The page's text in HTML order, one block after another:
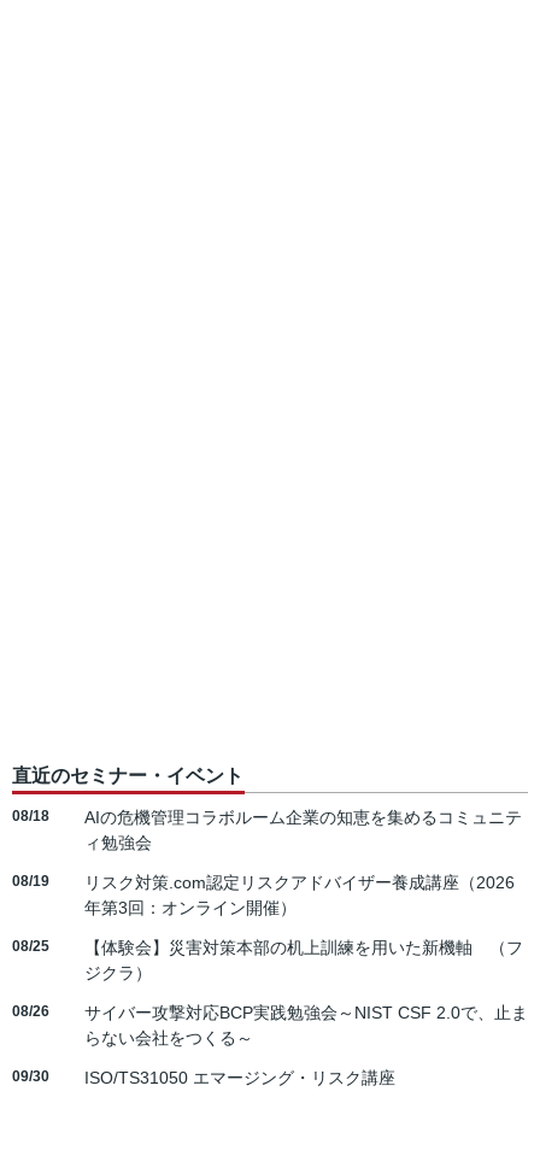
直近のセミナー・イベント
08/18
AIの危機管理コラボルーム企業の知恵を集めるコミュニテ
ィ勉強会
08/19
リスク対策.com認定リスクアドバイザー養成講座（2026
年第3回：オンライン開催）
08/25
【体験会】災害対策本部の机上訓練を用いた新機軸 （フ
ジクラ）
08/26
サイバー攻撃対応BCP実践勉強会～NIST CSF 2.0で、止ま
らない会社をつくる～
09/30 ISO/TS31050 エマージング・リスク講座